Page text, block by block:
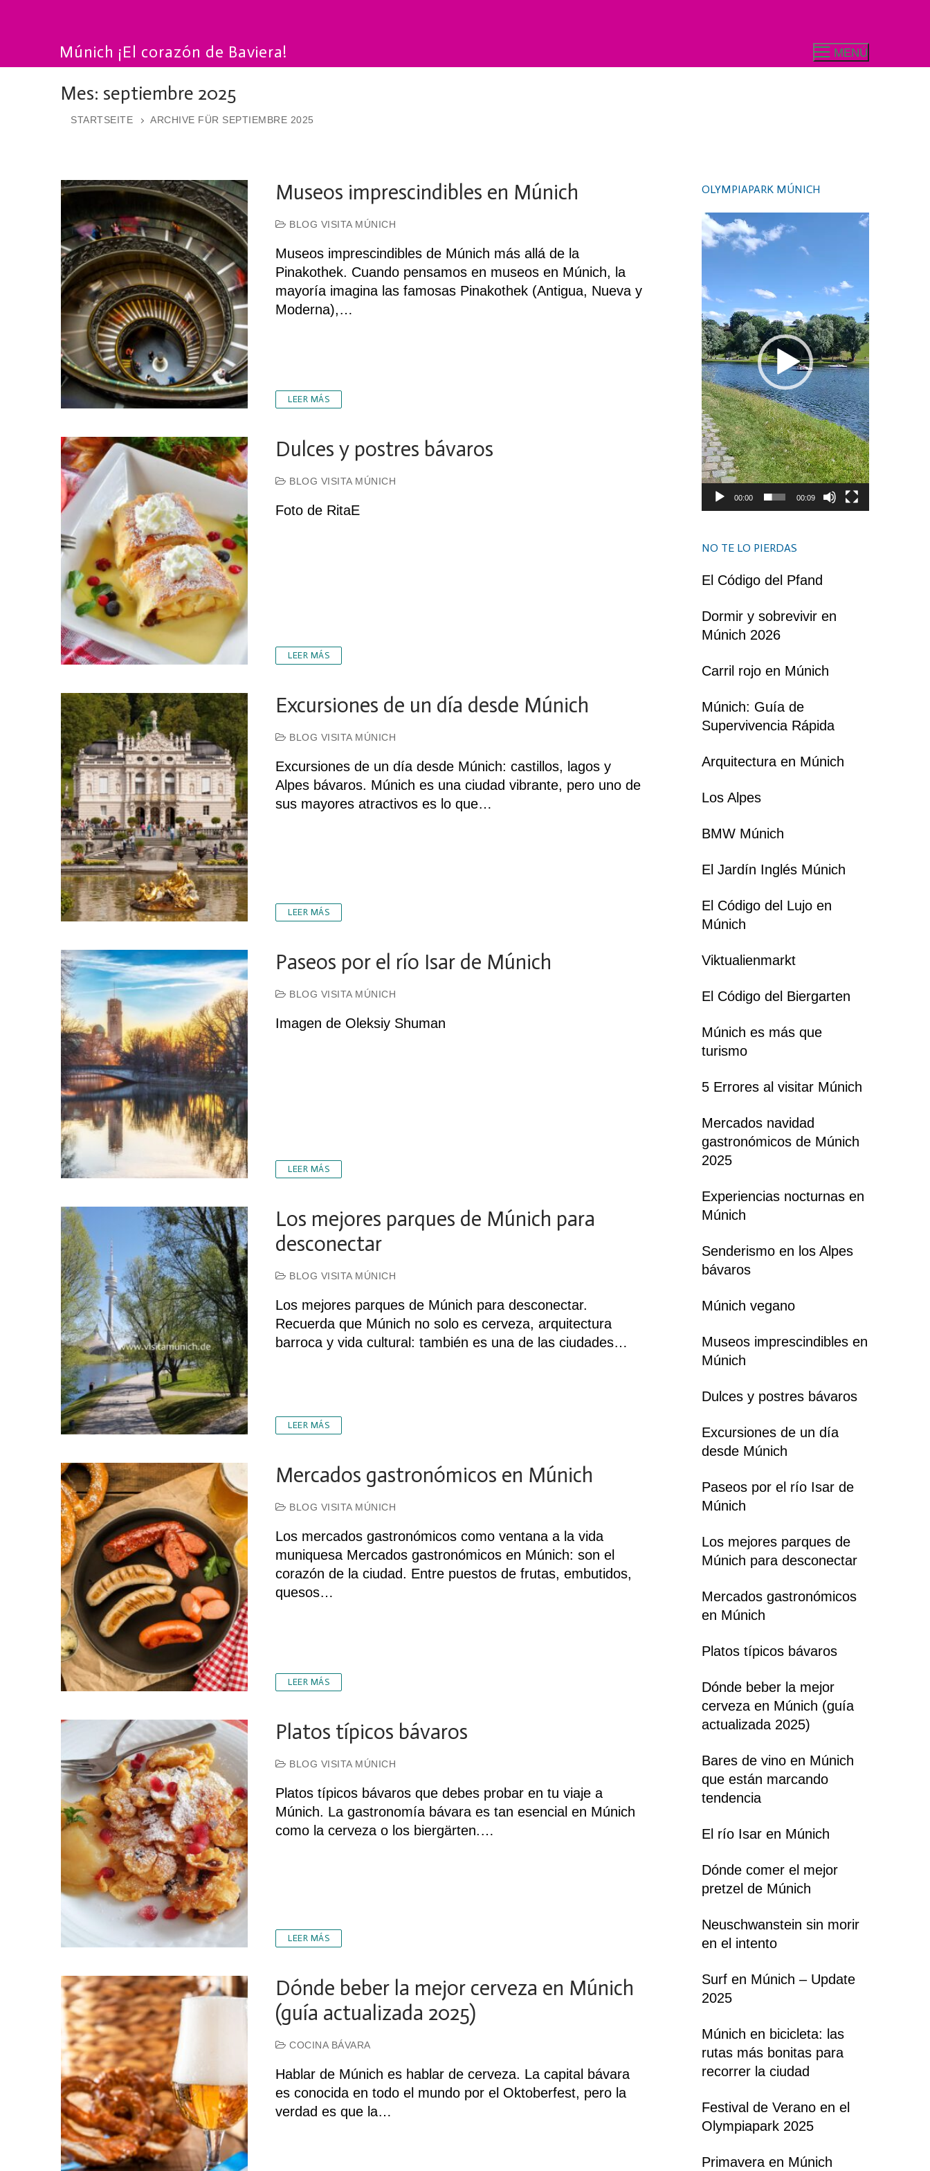
Múnich ¡El corazón de Baviera! MENÚ
Mes: septiembre 2025
STARTSEITE ARCHIVE FÜR SEPTIEMBRE 2025
Museos imprescindibles en Múnich
BLOG VISITA MÚNICH
Museos imprescindibles de Múnich más allá de la
Pinakothek. Cuando pensamos en museos en Múnich, la
mayoría imagina las famosas Pinakothek (Antigua, Nueva y
Moderna),…
LEER MÁS
Dulces y postres bávaros
BLOG VISITA MÚNICH
Foto de RitaE
LEER MÁS
Excursiones de un día desde Múnich
BLOG VISITA MÚNICH
Excursiones de un día desde Múnich: castillos, lagos y
Alpes bávaros. Múnich es una ciudad vibrante, pero uno de
sus mayores atractivos es lo que…
LEER MÁS
Paseos por el río Isar de Múnich
BLOG VISITA MÚNICH
Imagen de Oleksiy Shuman
LEER MÁS
Los mejores parques de Múnich para
desconectar
BLOG VISITA MÚNICH
Los mejores parques de Múnich para desconectar.
Recuerda que Múnich no solo es cerveza, arquitectura
barroca y vida cultural: también es una de las ciudades…
LEER MÁS
Mercados gastronómicos en Múnich
BLOG VISITA MÚNICH
Los mercados gastronómicos como ventana a la vida
muniquesa Mercados gastronómicos en Múnich: son el
corazón de la ciudad. Entre puestos de frutas, embutidos,
quesos…
LEER MÁS
Platos típicos bávaros
BLOG VISITA MÚNICH
Platos típicos bávaros que debes probar en tu viaje a
Múnich. La gastronomía bávara es tan esencial en Múnich
como la cerveza o los biergärten.…
LEER MÁS
Dónde beber la mejor cerveza en Múnich
(guía actualizada 2025)
COCINA BÁVARA
Hablar de Múnich es hablar de cerveza. La capital bávara
es conocida en todo el mundo por el Oktoberfest, pero la
verdad es que la…
OLYMPIAPARK MÚNICH
Video
Player
00:00 00:09
NO TE LO PIERDAS
El Código del Pfand
Dormir y sobrevivir en
Múnich 2026
Carril rojo en Múnich
Múnich: Guía de
Supervivencia Rápida
Arquitectura en Múnich
Los Alpes
BMW Múnich
El Jardín Inglés Múnich
El Código del Lujo en
Múnich
Viktualienmarkt
El Código del Biergarten
Múnich es más que
turismo
5 Errores al visitar Múnich
Mercados navidad
gastronómicos de Múnich
2025
Experiencias nocturnas en
Múnich
Senderismo en los Alpes
bávaros
Múnich vegano
Museos imprescindibles en
Múnich
Dulces y postres bávaros
Excursiones de un día
desde Múnich
Paseos por el río Isar de
Múnich
Los mejores parques de
Múnich para desconectar
Mercados gastronómicos
en Múnich
Platos típicos bávaros
Dónde beber la mejor
cerveza en Múnich (guía
actualizada 2025)
Bares de vino en Múnich
que están marcando
tendencia
El río Isar en Múnich
Dónde comer el mejor
pretzel de Múnich
Neuschwanstein sin morir
en el intento
Surf en Múnich – Update
2025
Múnich en bicicleta: las
rutas más bonitas para
recorrer la ciudad
Festival de Verano en el
Olympiapark 2025
Primavera en Múnich